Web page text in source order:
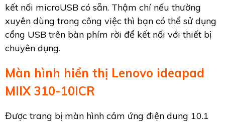
kết nối microUSB có sẵn. Thậm chí nếu thường
xuyên dùng trong công việc thì bạn có thể sử dụng
cổng USB trên bàn phím rời để kết nối với thiết bị
chuyên dụng.
Màn hình hiển thị Lenovo ideapad
MIIX 310-10ICR
Được trang bị màn hình cảm ứng điện dung 10.1